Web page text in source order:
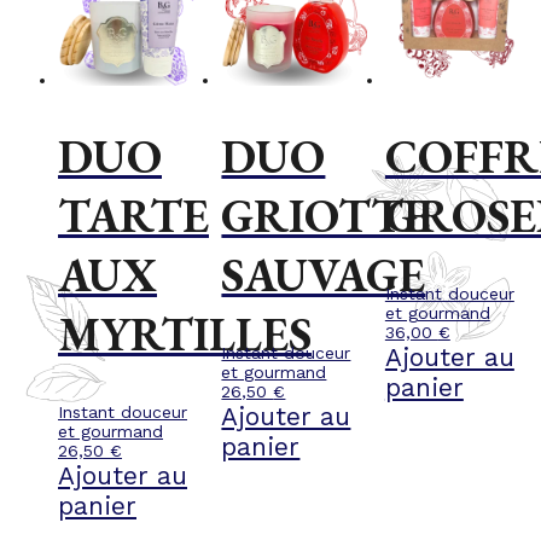
DUO
TARTE
AUX
MYRTILLES
Instant douceur
et gourmand
26,50 €
Ajouter au
panier
DUO
GRIOTTE
SAUVAGE
Instant douceur
et gourmand
26,50€
Ajouter au
panier
Instant douceur
et gourmand
36,00 €
Ajouter au
panier